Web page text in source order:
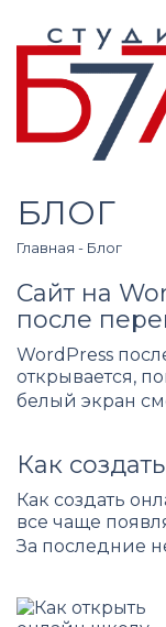
БЛОГ
Главная - Блог
Сайт на
после
WordPress
открывается,
белый экран
Как
Как создать
все чаще
За последние